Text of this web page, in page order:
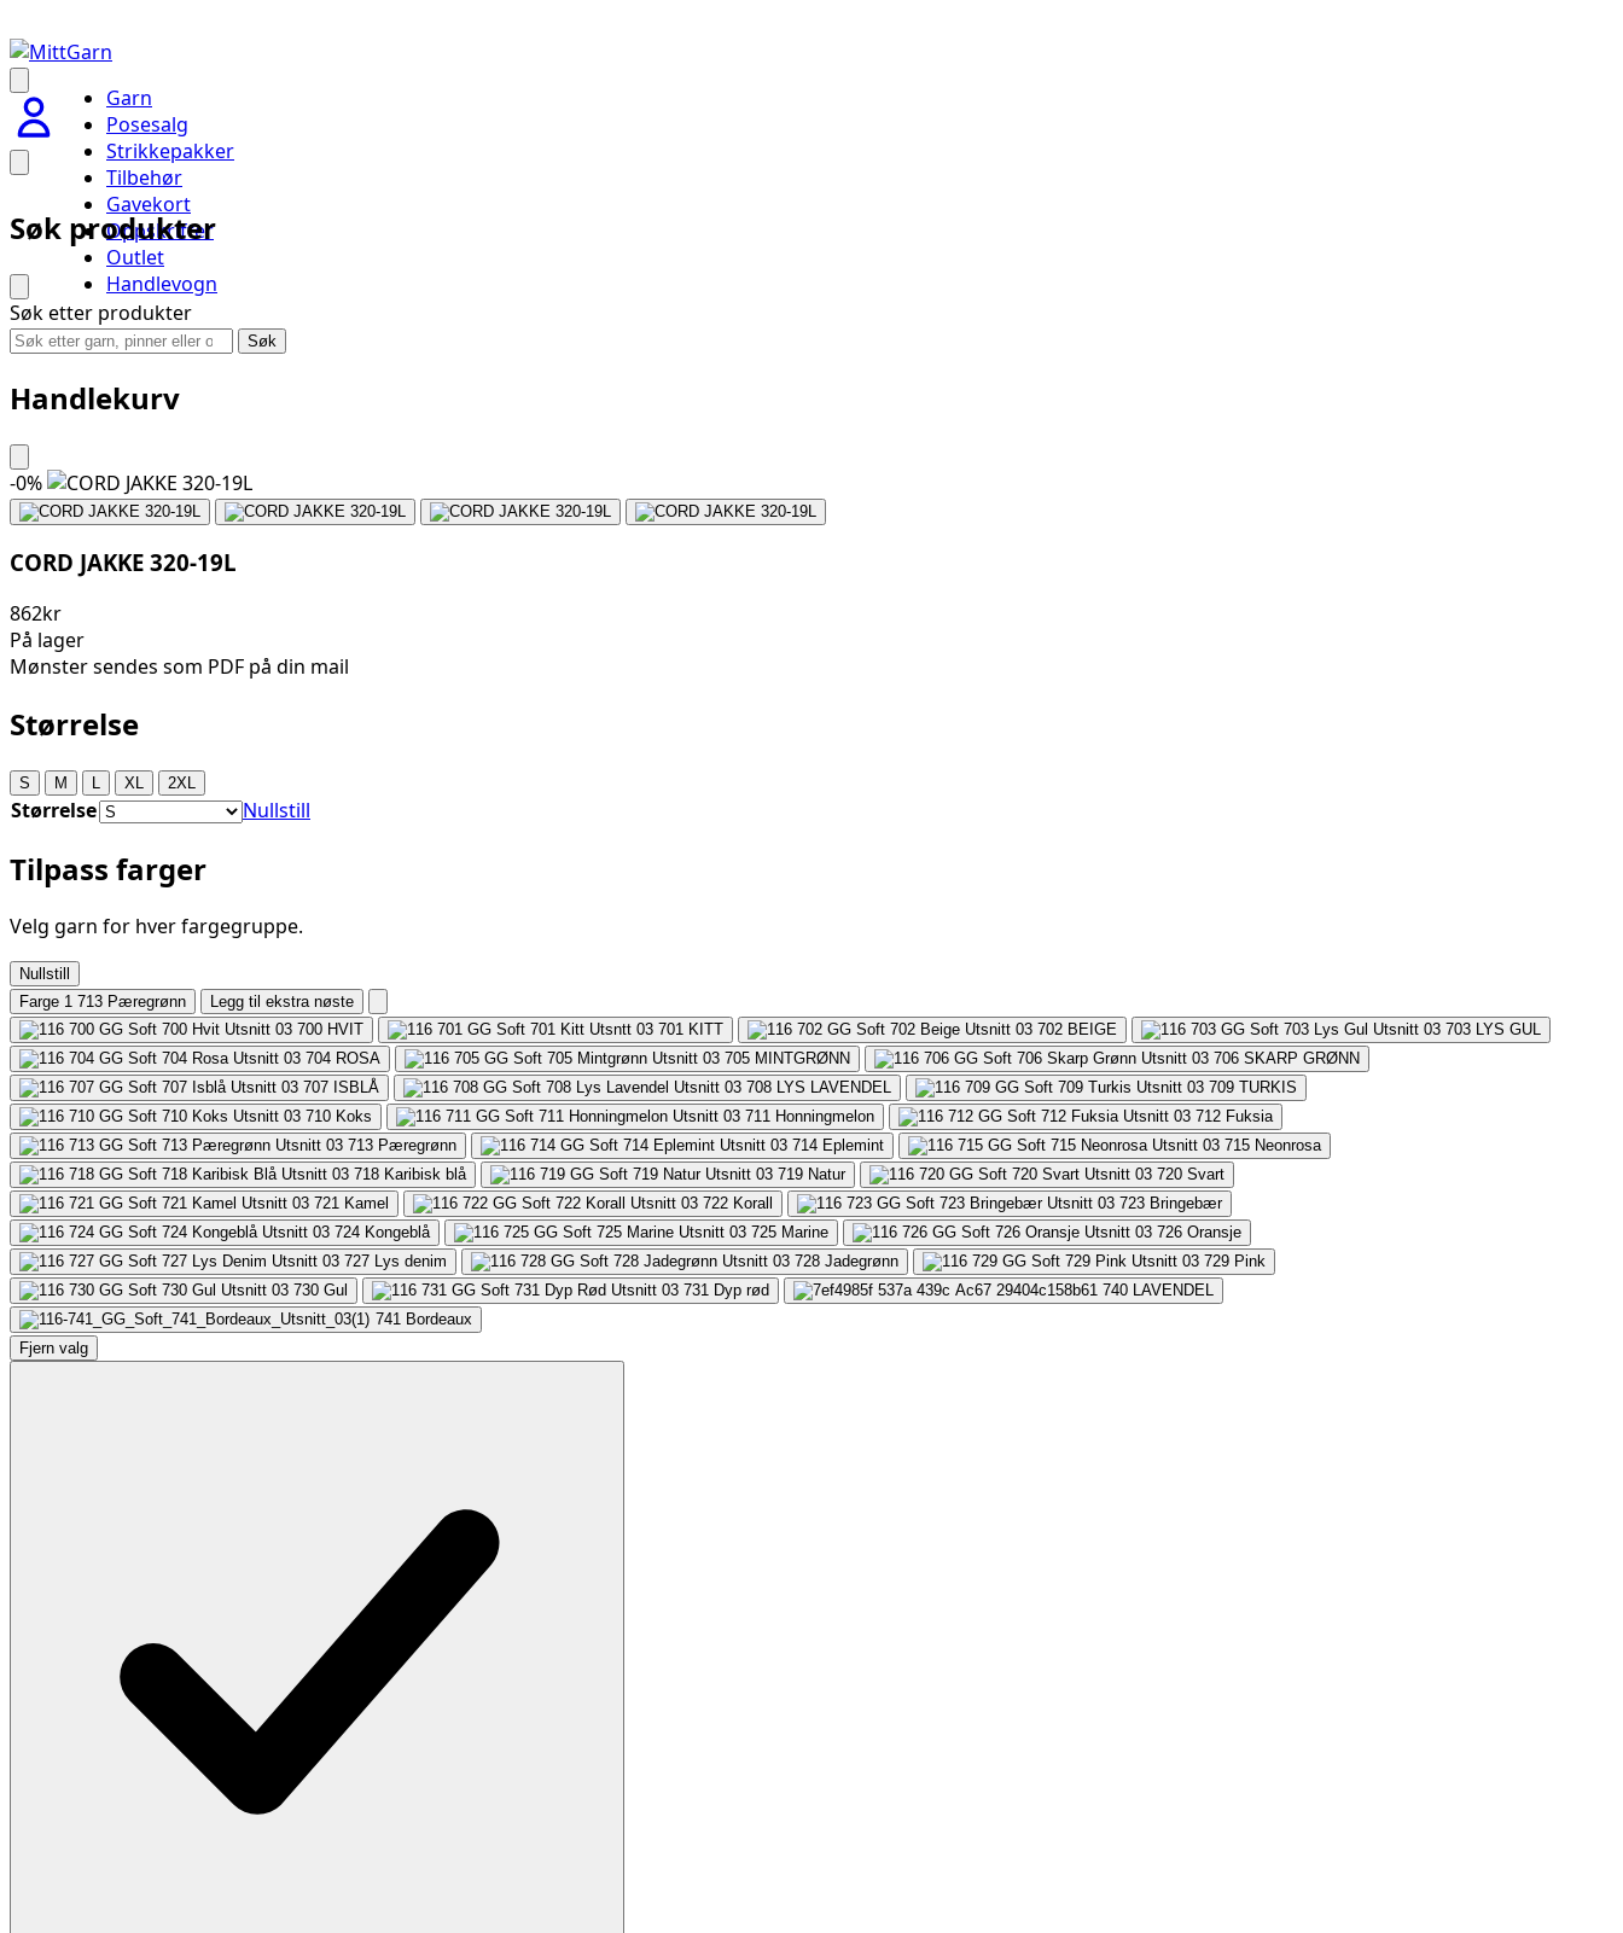
Garn
Posesalg
Strikkepakker
Tilbehør
Gavekort
Oppskrifter
Outlet
Handlevogn
Søk produkter
Søk etter produkter
Søk
Handlekurv
-0%
CORD JAKKE 320-19L
862kr
På lager
Mønster sendes som PDF på din mail
Størrelse
S M XL 2XL
Størrelse Nullstill
Tilpass farger
Velg garn for hver fargegruppe.
Nullstill
Farge 1 713 Pæregrønn
Legg til ekstra nøste
700 HVIT 701 KITT 702 BEIGE 703 LYS GUL
704 ROSA 705 MINTGRØNN 706 SKARP GRØNN
707 ISBLÅ 708 LYS LAVENDEL 709 TURKIS
710 Koks 711 Honningmelon 712 Fuksia
713 Pæregrønn 714 Eplemint 715 Neonrosa
718 Karibisk blå 719 Natur 720 Svart
721 Kamel 722 Korall 723 Bringebær
724 Kongeblå 725 Marine 726 Oransje
727 Lys denim 728 Jadegrønn 729 Pink
730 Gul 731 Dyp rød 740 LAVENDEL
741 Bordeaux
Fjern valg